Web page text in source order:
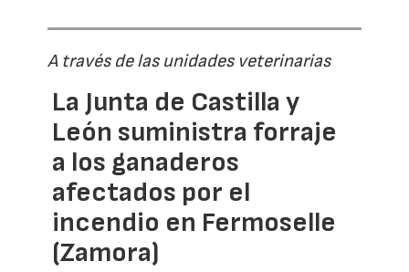
A través de las unidades veterinarias
La Junta de Castilla y
León suministra forraje
a los ganaderos
afectados por el
incendio en Fermoselle
(Zamora)